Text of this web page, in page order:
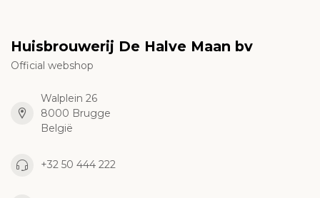
Huisbrouwerij De Halve Maan bv
Official webshop
Walplein 26
8000 Brugge
België
+32 50 444 222